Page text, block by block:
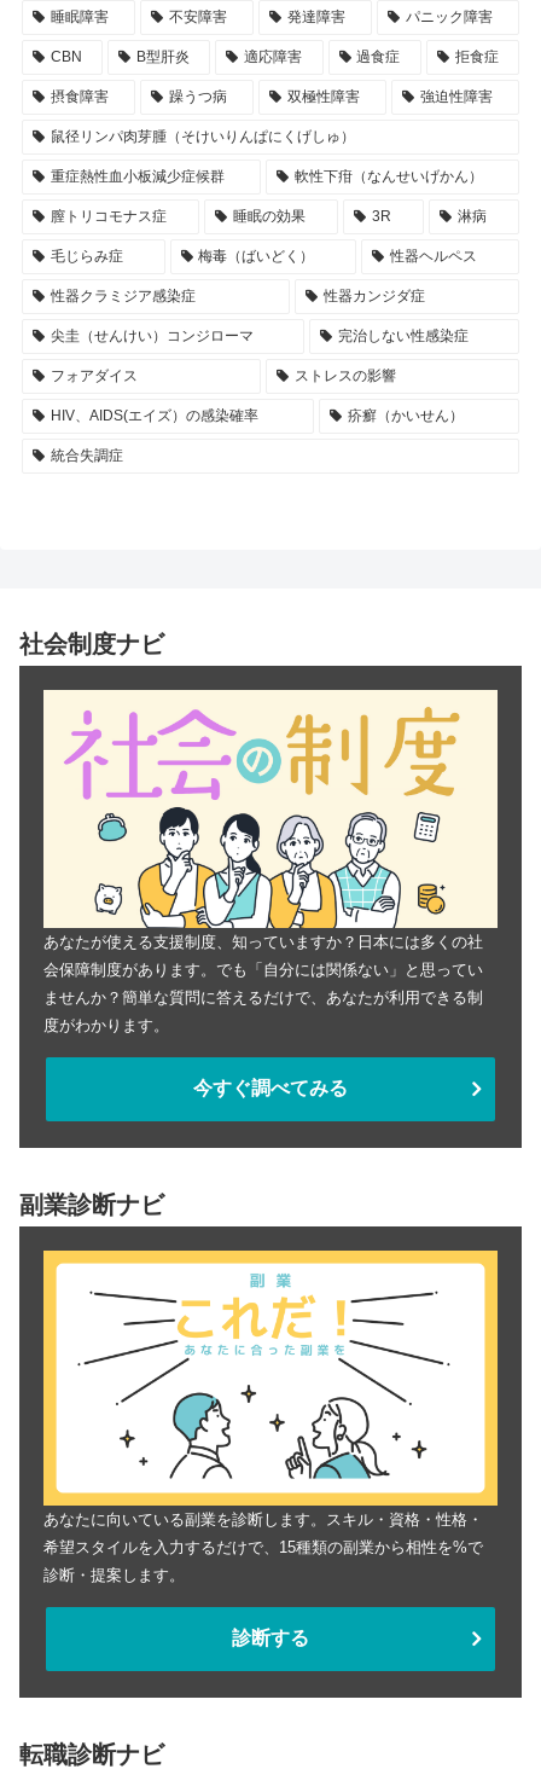
睡眠障害 不安障害 発達障害 パニック障害
CBN B型肝炎 適応障害 過食症 拒食症
摂食障害 躁うつ病 双極性障害 強迫性障害
鼠径リンパ肉芽腫（そけいりんぱにくげしゅ）
重症熱性血小板減少症候群 軟性下疳（なんせいげかん）
膣トリコモナス症 睡眠の効果 3R 淋病
毛じらみ症 梅毒（ばいどく） 性器ヘルペス
性器クラミジア感染症 性器カンジダ症
尖圭（せんけい）コンジローマ 完治しない性感染症
フォアダイス ストレスの影響
HIV、AIDS(エイズ）の感染確率 疥癬（かいせん）
統合失調症
社会制度ナビ
あなたが使える支援制度、知っていますか？日本には多くの社
会保障制度があります。でも「自分には関係ない」と思ってい
ませんか？簡単な質問に答えるだけで、あなたが利用できる制
度がわかります。
今すぐ調べてみる
副業診断ナビ
あなたに向いている副業を診断します。スキル・資格・性格・
希望スタイルを入力するだけで、15種類の副業から相性を%で
診断・提案します。
診断する
転職診断ナビ